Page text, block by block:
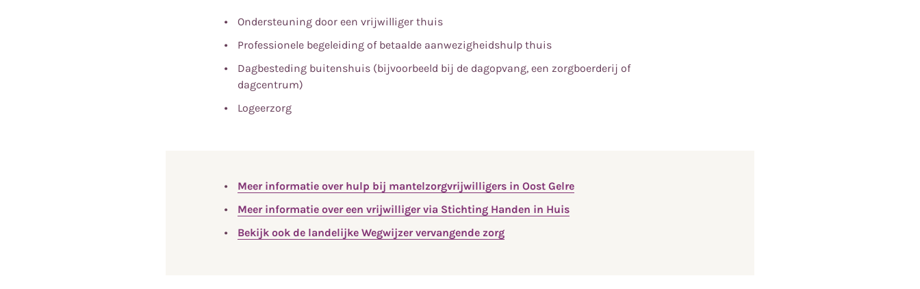
Ondersteuning door een vrijwilliger thuis
Professionele begeleiding of betaalde aanwezigheidshulp thuis
Dagbesteding buitenshuis (bijvoorbeeld bij de dagopvang, een zorgboerderij of
dagcentrum)
Logeerzorg
Meer informatie over hulp bij mantelzorgvrijwilligers in Oost Gelre
Meer informatie over een vrijwilliger via Stichting Handen in Huis
Bekijk ook de landelijke Wegwijzer vervangende zorg